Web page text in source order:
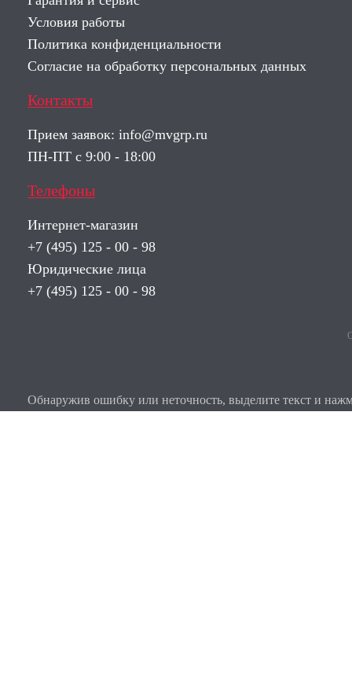
Условия работы
Политика конфиденциальности
Согласие на обработку персональных данных
Контакты
Прием заявок: info@mvgrp.ru
ПН-ПТ с 9:00 - 18:00
Телефоны
Интернет-магазин
+7 (495) 125 - 00 - 98
Юридические лица
+7 (495) 125 - 00 - 98
Обнаружив ошибку или неточность, выделите текст и